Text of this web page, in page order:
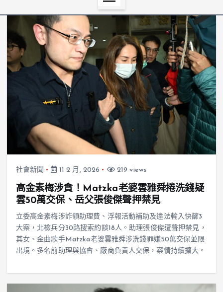
社會新聞 11 2 月, 2026 219 views
高金素梅涉貪！Matzka老婆雲雅舜捲洗錢疑
雲50萬交保、岳父張俊傑聲押禁見
立委高金素梅涉詐領助理費、浮報活動補助及違法輸入快篩3
大案，北檢兵分30路搜索約談18人。助理張俊傑遭聲押禁見，
其女、金曲歌手Matzka老婆雲雅舜涉洗錢罪嫌50萬交保並限
出境。多名前助理與協會、廠商負責人交保，案情持續擴大。